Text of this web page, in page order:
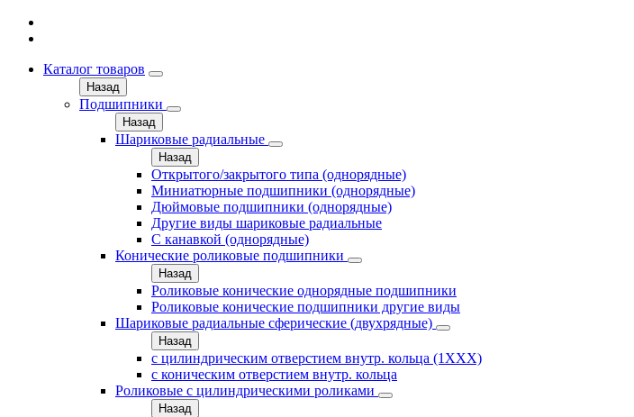
Каталог товаров
Назад
Подшипники
Назад
Шариковые радиальные
Назад
Открытого/закрытого типа (однорядные)
Миниатюрные подшипники (однорядные)
Дюймовые подшипники (однорядные)
Другие виды шариковые радиальные
С канавкой (однорядные)
Конические роликовые подшипники
Назад
Роликовые конические однорядные подшипники
Роликовые конические подшипники другие виды
Шариковые радиальные сферические (двухрядные)
Назад
с цилиндрическим отверстием внутр. кольца (1ХХХ)
с коническим отверстием внутр. кольца
Роликовые с цилиндрическими роликами
Назад